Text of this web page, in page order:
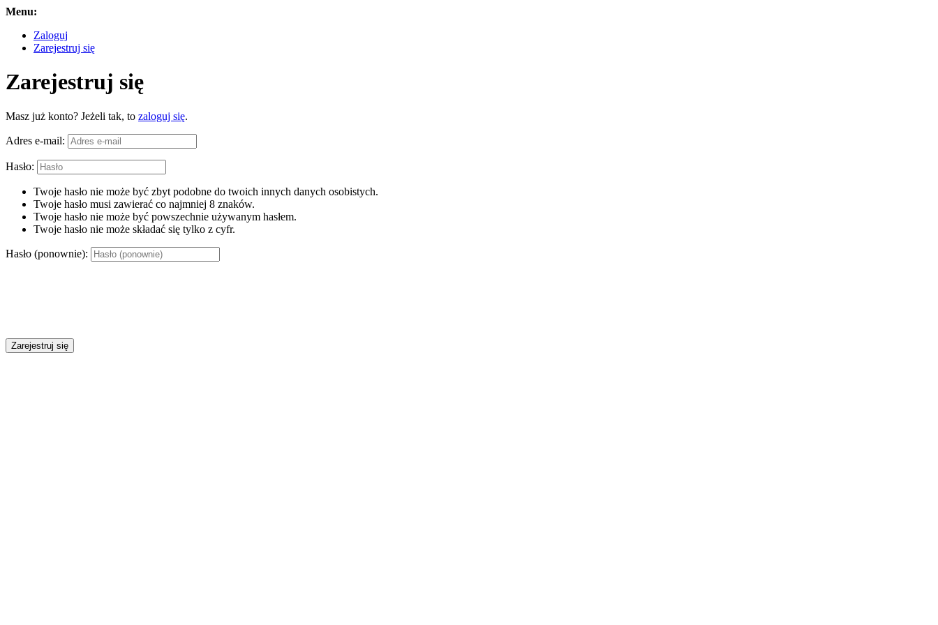
Menu:
Zaloguj
Zarejestruj się
Zarejestruj się
Masz już konto? Jeżeli tak, to zaloguj się.
Adres e-mail:
Hasło:
Twoje hasło nie może być zbyt podobne do twoich innych danych osobistych.
Twoje hasło musi zawierać co najmniej 8 znaków.
Twoje hasło nie może być powszechnie używanym hasłem.
Twoje hasło nie może składać się tylko z cyfr.
Hasło (ponownie):
Zarejestruj się